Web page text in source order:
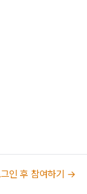
그인 후 참여하기 →